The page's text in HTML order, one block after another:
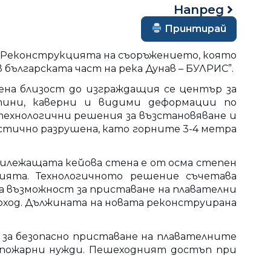
Напред
Принтирай
на съоръжението, която
част на река Дунав – БУЛРИС”.
близост до изграждащия се център за
каверни и видими деформации по
решения за възстановяване и
разрушена, като горните 3-4 метра
кейова стена е от осма степен
Технологичното решение съчетава
възможност за приставане на плавателни
Дължината на новата реконструирана
безопасно приставане на плавателните
нужди. Пешеходният достъп при